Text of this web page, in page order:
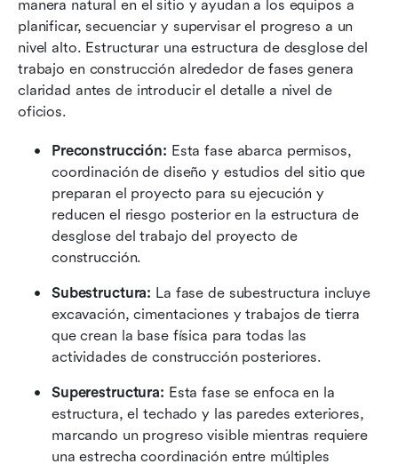
manera natural en el sitio y ayudan a los equipos a
planificar, secuenciar y supervisar el progreso a un
nivel alto. Estructurar una estructura de desglose del
trabajo en construcción alrededor de fases genera
claridad antes de introducir el detalle a nivel de
oficios.
Preconstrucción: Esta fase abarca permisos,
coordinación de diseño y estudios del sitio que
preparan el proyecto para su ejecución y
reducen el riesgo posterior en la estructura de
desglose del trabajo del proyecto de
construcción.
Subestructura: La fase de subestructura incluye
excavación, cimentaciones y trabajos de tierra
que crean la base física para todas las
actividades de construcción posteriores.
Superestructura: Esta fase se enfoca en la
estructura, el techado y las paredes exteriores,
marcando un progreso visible mientras requiere
una estrecha coordinación entre múltiples